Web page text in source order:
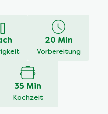
20 Min
Vorbereitung
35 Min
Kochzeit